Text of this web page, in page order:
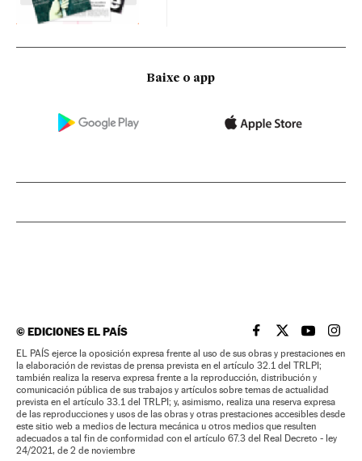
Baixe o app
©EDICIONES EL PAÍS EL PAÍS BRASIL EN
EL PAÍSEL PAÍS
EL
EL PAÍS ejerce la oposición expresa frente al uso de sus obras y prestaciones en
la elaboración de revistas de prensa prevista en el artículo 32.1 del TRLPI;
también realiza la reserva expresa frente a la reproducción, distribución y
comunicación pública de sus trabajos y artículos sobre temas de actualidad
prevista en el artículo 33.1 del TRLPI; y, asimismo, realiza una reserva expresa
de las reproducciones y usos de las obras y otras prestaciones accesibles desde
este sitio web a medios de lectura mecánica u otros medios que resulten
adecuados a tal fin de conformidad con el artículo 67.3 del Real Decreto - ley
24/2021, de 2 de noviembre